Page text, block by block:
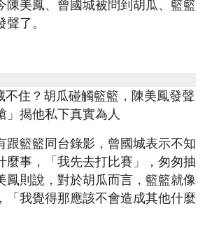
陳美鳳、曾國城被問到胡瓜、籃籃
了。
跟籃籃同台錄影，曾國城表示不知
麼事，「我先去打比賽」，匆匆抽
鳳則說，對於胡瓜而言，籃籃就像
「我覺得那應該不會造成其他什麼